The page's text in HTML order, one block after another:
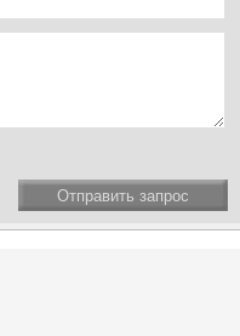
Отправить запрос